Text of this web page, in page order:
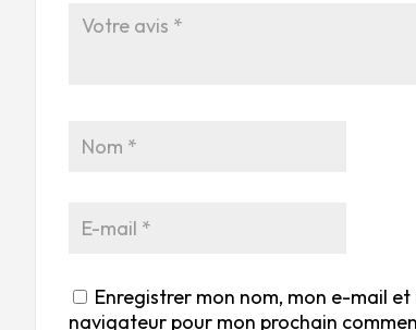
Enregistrer mon nom, mon e-mail
navigateur pour mon prochain